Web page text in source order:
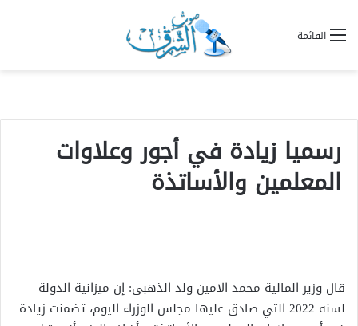
القائمة
رسميا زيادة في أجور وعلاوات
المعلمين والأساتذة
قال وزير المالية محمد الامين ولد الذهبي: إن ميزانية الدولة
لسنة 2022 التي صادق عليها مجلس الوزراء اليوم، تضمنت زيادة